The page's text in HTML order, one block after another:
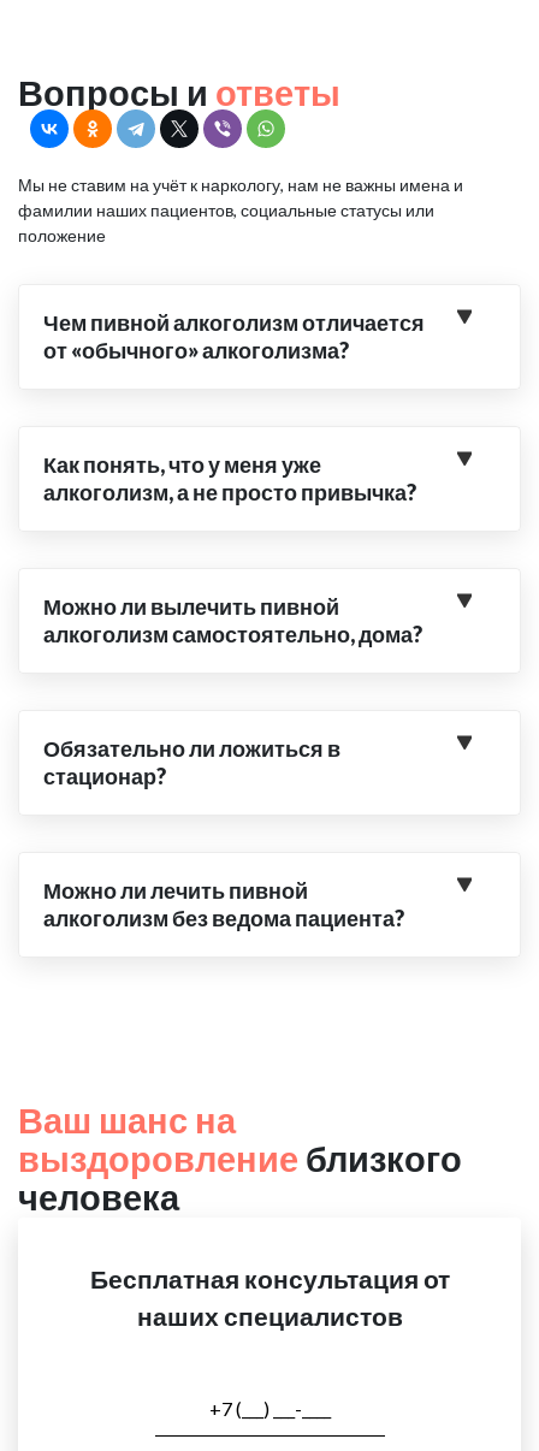
Вопросы и ответы
Мы не ставим на учёт к наркологу, нам не важны имена и
фамилии наших пациентов, социальные статусы или
положение
Чем пивной алкоголизм отличается
от «обычного» алкоголизма?
Как понять, что у меня уже
алкоголизм, а не просто привычка?
Можно ли вылечить пивной
алкоголизм самостоятельно, дома?
Обязательно ли ложиться в
стационар?
Можно ли лечить пивной
алкоголизм без ведома пациента?
Ваш шанс на
выздоровление близкого
человека
Бесплатная консультация от
наших специалистов